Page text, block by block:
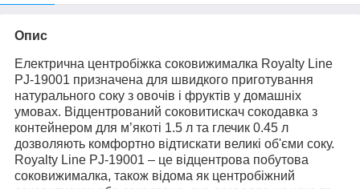
Опис
Електрична центробіжка соковижималка Royalty Line
PJ-19001 призначена для швидкого приготування
натурального соку з овочів і фруктів у домашніх
умовах. Відцентрований соковитискач сокодавка з
контейнером для м’якоті 1.5 л та глечик 0.45 л
дозволяють комфортно відтискати великі об'єми соку.
Royalty Line PJ-19001 – це відцентрова побутова
соковижималка, також відома як центробіжний